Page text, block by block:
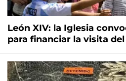
León XIV: la Iglesia
para financiar la visita del